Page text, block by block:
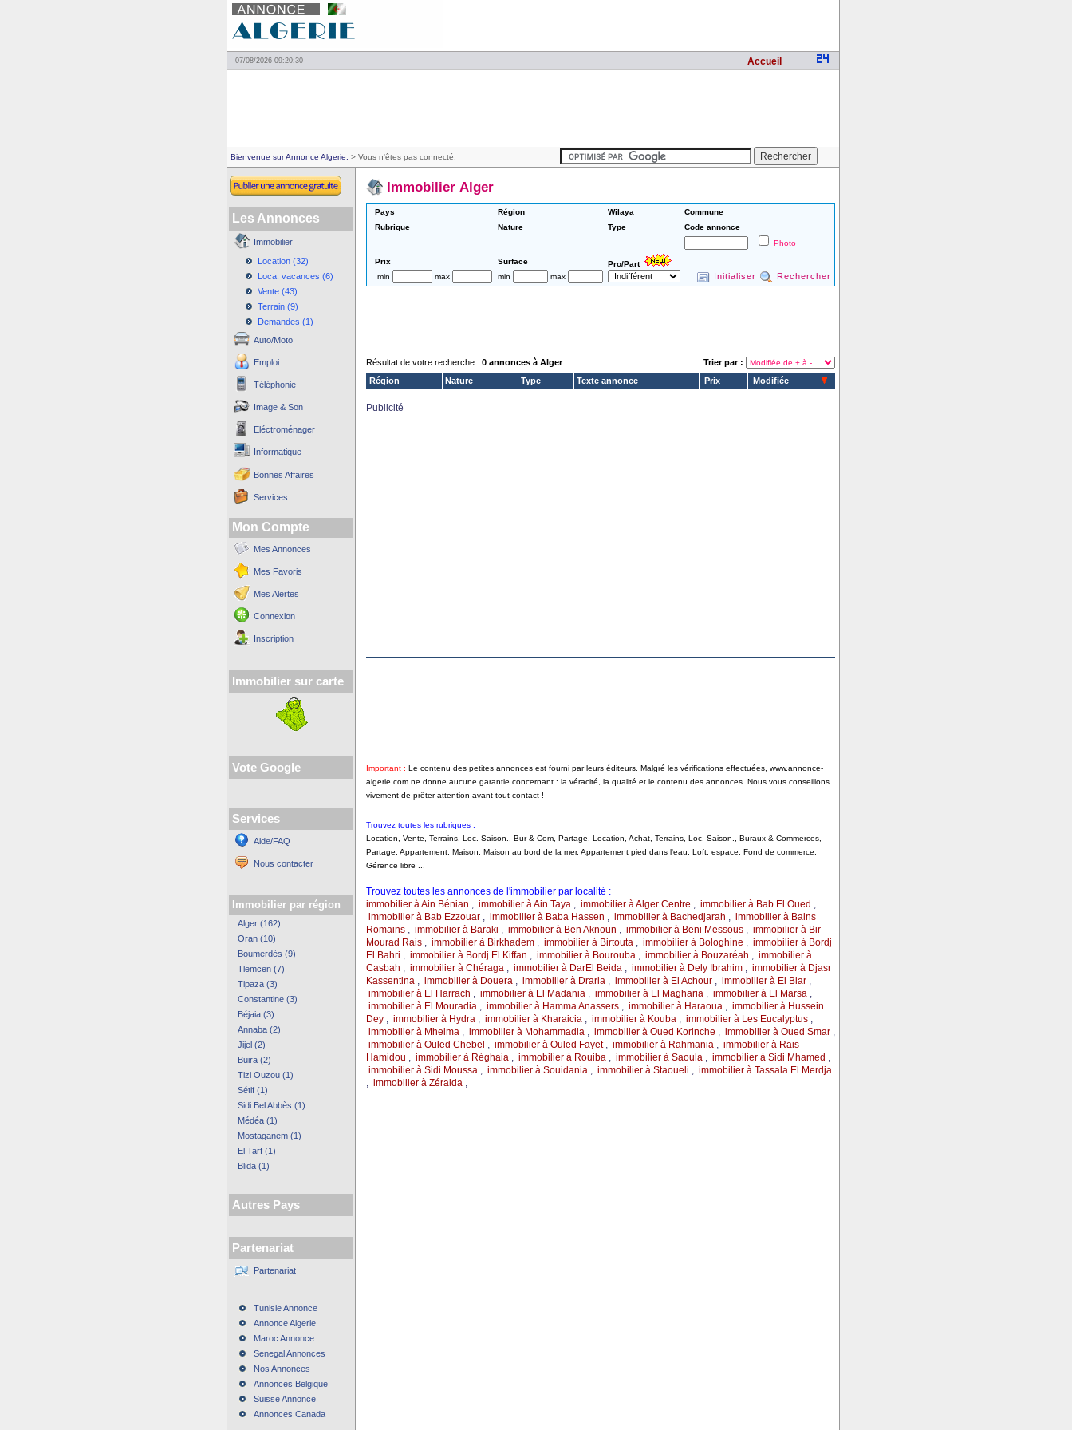
07/08/2026 09:20:30 Accueil
Bienvenue sur Annonce Algerie. > Vous n'êtes pas connecté.
Les Annonces
Immobilier
Location (32)
Loca. vacances (6)
Vente (43)
Terrain (9)
Demandes (1)
Auto/Moto
Emploi
Téléphonie
Image & Son
Eléctroménager
Informatique
Bonnes Affaires
Services
Mon Compte
Mes Annonces
Mes Favoris
Mes Alertes
Connexion
Inscription
Immobilier sur carte
Vote Google
Services
Aide/FAQ
Nous contacter
Immobilier par région
Alger (162)
Oran (10)
Boumerdès (9)
Tlemcen (7)
Tipaza (3)
Constantine (3)
Béjaia (3)
Annaba (2)
Jijel (2)
Buira (2)
Tizi Ouzou (1)
Sétif (1)
Sidi Bel Abbès (1)
Médéa (1)
Mostaganem (1)
El Tarf (1)
Blida (1)
Autres Pays
Partenariat
Partenariat
Tunisie Annonce
Annonce Algerie
Maroc Annonce
Senegal Annonces
Nos Annonces
Annonces Belgique
Suisse Annonce
Annonces Canada
Immobilier Alger
Pays Région Wilaya
Commune
Rubrique
Nature Type
Code annonce
Photo
Prix Surface
Pro/Part
min
max min max Initialiser Rechercher
Résultat de votre recherche : 0 annonces à Alger
Trier par :
Région
Nature Type Texte annonce Prix Modifiée
Publicité
Important : Le contenu des petites annonces est fourni par leurs éditeurs. Malgré les vérifications effectuées, www.annonce-
algerie.com ne donne aucune garantie concernant : la véracité, la qualité et le contenu des annonces. Nous vous conseillons
vivement de prêter attention avant tout contact !
Trouvez toutes les rubriques :
Location, Vente, Terrains, Loc. Saison., Bur & Com, Partage, Location, Achat, Terrains, Loc. Saison., Buraux & Commerces,
Partage, Appartement, Maison, Maison au bord de la mer, Appartement pied dans l'eau, Loft, espace, Fond de commerce,
Gérence libre ...
Trouvez toutes les annonces de l'immobilier par localité :
immobilier à Ain Bénian , immobilier à Ain Taya, immobilier à Alger Centre , immobilier à Bab El Oued ,
immobilier à Bab Ezzouar, immobilier à Baba Hassen , immobilier à Bachedjarah , immobilier à Bains
Romains, immobilier à Baraki , immobilier à Ben Aknoun , immobilier à Beni Messous, immobilier à Bir
Mourad Rais, immobilier à Birkhadem, immobilier à Birtouta, immobilier à Bologhine , immobilier à Bordj
El Bahri , immobilier à Bordj El Kiffan , immobilier à Bourouba, immobilier à Bouzaréah , immobilier à
Casbah , immobilier à Chéraga, immobilier à DarEl Beida, immobilier à Dely Ibrahim, immobilier à Djasr
Kassentina, immobilier à Douera, immobilier à Draria, immobilier à El Achour, immobilier à El Biar,
immobilier à El Harrach , immobilier à El Madania, immobilier à El Magharia, immobilier à El Marsa,
immobilier à El Mouradia, immobilier à Hamma Anassers, immobilier à Haraoua, immobilier à Hussein
Dey, immobilier à Hydra, immobilier à Kharaicia, immobilier à Kouba, immobilier à Les Eucalyptus,
immobilier à Mhelma, immobilier à Mohammadia, immobilier à Oued Korinche , immobilier à Oued Smar,
immobilier à Ouled Chebel , immobilier à Ouled Fayet, immobilier à Rahmania, immobilier à Rais
Hamidou , immobilier à Réghaia, immobilier à Rouiba, immobilier à Saoula, immobilier à Sidi Mhamed ,
immobilier à Sidi Moussa, immobilier à Souidania, immobilier à Staoueli , immobilier à Tassala El Merdja
, immobilier à Zéralda,